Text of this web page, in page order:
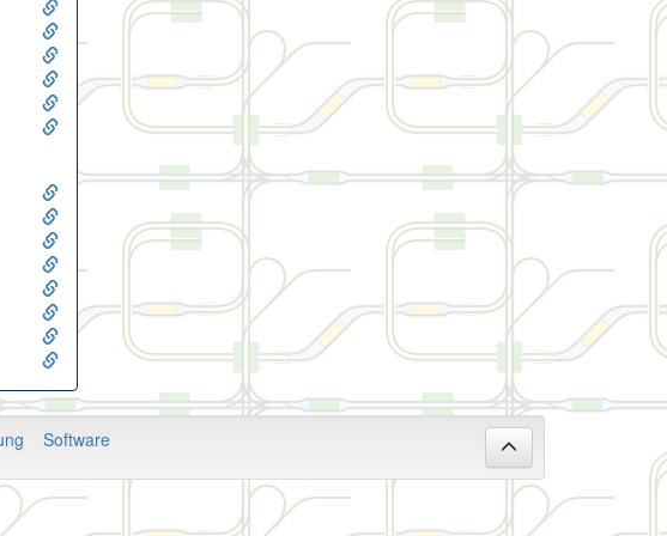
Software